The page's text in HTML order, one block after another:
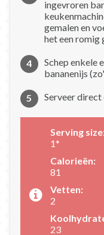
ingevroren
gemalen en
het een romig
Schep enkele
bananenijs
Serveer direct
Serving
1*
Calorieën:
81
Vetten:
2
23